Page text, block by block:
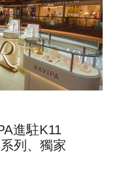
進駐K11
列、獨家